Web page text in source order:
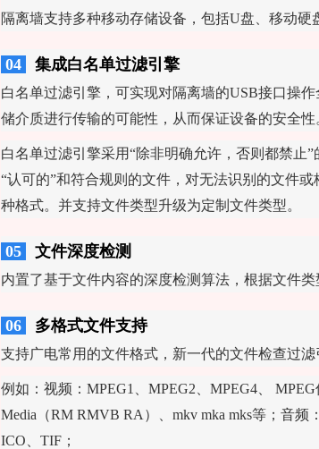
隔离墙支持多种移动存储设备，包括U盘、移动硬
04 集成白名单过滤引擎
白名单过滤引擎，可实现对隔离墙的USB接口操
储介质进行传输的可能性，从而保证设备的安全性
白名单过滤引擎采用“除非明确允许，否则都禁止
“认可的”和符合规则的文件，对无法识别的文件
种格式。并支持文件类型升级为定制文件类型。
05 文件深度检测
内置了基于文件内容的深度检测算法，根据文件
06 多格式文件支持
支持广电常用的文件格式，新一代的文件检查过
例如：视频：MPEG1、MPEG2、MPEG4、
Media（RM RMVB RA）、mkv mka mks等；音
ICO、TIF；